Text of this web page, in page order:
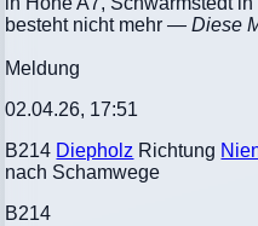
besteht nicht mehr— Diese
Meldung
02.04.26, 17:51
B214 Diepholz Richtung
nach Schamwege
B214